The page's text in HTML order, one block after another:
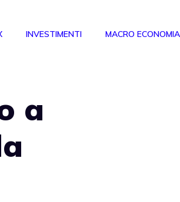
INVESTIMENTI MACRO ECONOMIA
a